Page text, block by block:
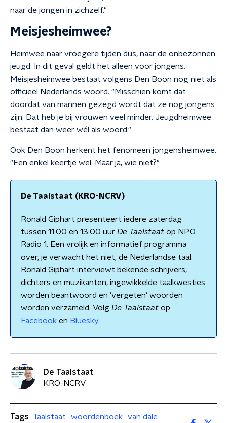
naar de jongen in zichzelf."
Meisjesheimwee?
Heimwee naar vroegere tijden dus, naar de onbezonnen
jeugd. In dit geval geldt het alleen voor jongens.
Meisjesheimwee bestaat volgens Den Boon nog niet als
officieel Nederlands woord. "Misschien komt dat
doordat van mannen gezegd wordt dat ze nog jongens
zijn. Dat heb je bij vrouwen veel minder. Jeugdheimwee
bestaat dan weer wél als woord."
Ook Den Boon herkent het fenomeen jongensheimwee.
"Een enkel keertje wel. Maar ja, wie niet?"
De Taalstaat (KRO-NCRV)
Ronald Giphart presenteert iedere zaterdag
tussen 11:00 en 13:00 uur De Taalstaat op NPO
Radio 1. Een vrolijk en informatief programma
over, je verwacht het niet, de Nederlandse taal.
Ronald Giphart interviewt bekende schrijvers,
dichters en muzikanten, ingewikkelde taalkwesties
worden beantwoord en 'vergeten' woorden
worden verzameld. Volg De Taalstaat op
Facebook en Bluesky.
De Taalstaat
KRO-NCRV
Tags Taalstaat woordenboek
van dale